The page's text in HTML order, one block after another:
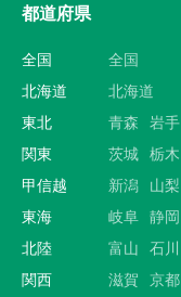
都道府県
全国
全国
北海道
北海道
東北
青森 岩手
関東
茨城 栃木
甲信越
新潟 山梨
東海
岐阜 静岡
北陸
富山 石川
関西
滋賀 京都